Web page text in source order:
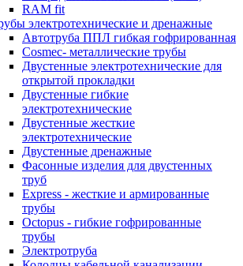
RAM fit
электротехнические и дренажные
Автотруба ППЛ гибкая гофрированная
Cosmec- металлические трубы
Двустенные электротехнические для
открытой прокладки
Двустенные гибкие
электротехнические
Двустенные жесткие
электротехнические
Двустенные дренажные
Фасонные изделия для двустенных
труб
Express - жесткие и армированные
трубы
Octopus - гибкие гофрированные
трубы
Электротруба